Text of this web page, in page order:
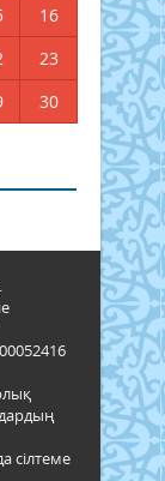
16
23
30
сілтеме